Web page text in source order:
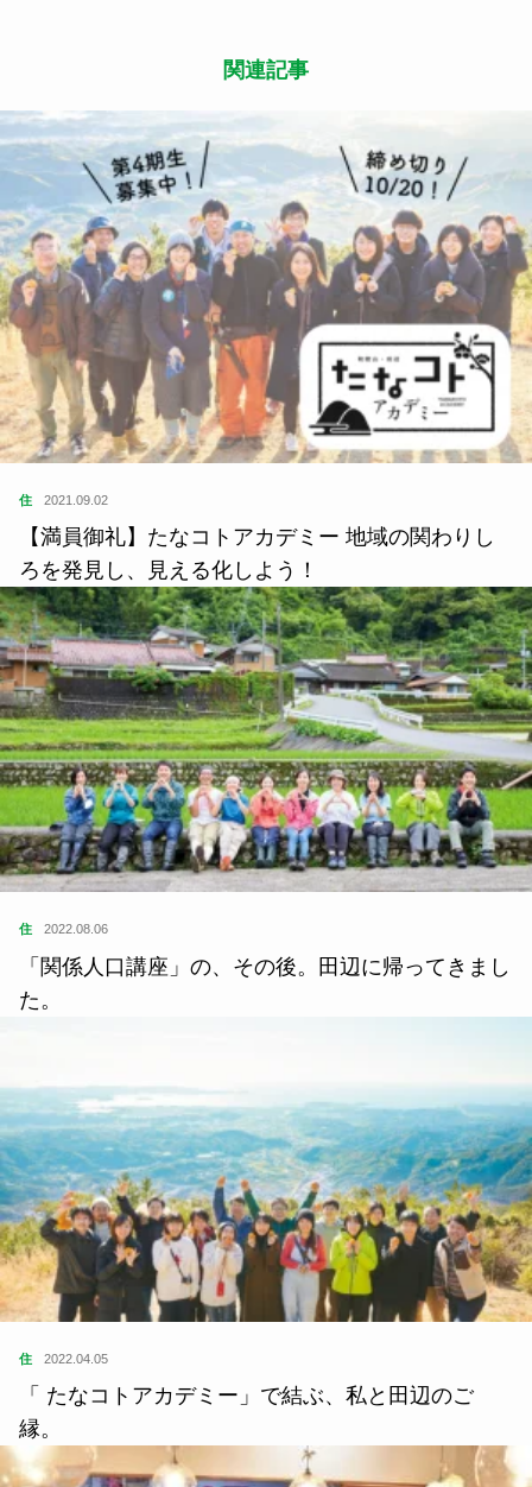
関連記事
住 2021.09.02
【満員御礼】たなコトアカデミー 地域の関わりし
ろを発見し、見える化しよう！
住 2022.08.06
「関係人口講座」の、その後。田辺に帰ってきまし
た。
住 2022.04.05
「 たなコトアカデミー」で結ぶ、私と田辺のご
縁。